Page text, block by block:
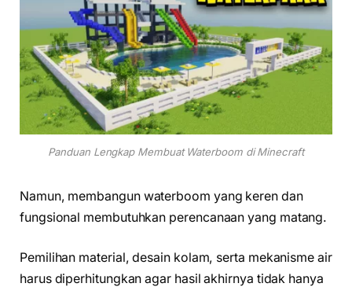
Panduan Lengkap Membuat Waterboom di Minecraft
Namun, membangun waterboom yang keren dan
fungsional membutuhkan perencanaan yang matang.
Pemilihan material, desain kolam, serta mekanisme air
harus diperhitungkan agar hasil akhirnya tidak hanya